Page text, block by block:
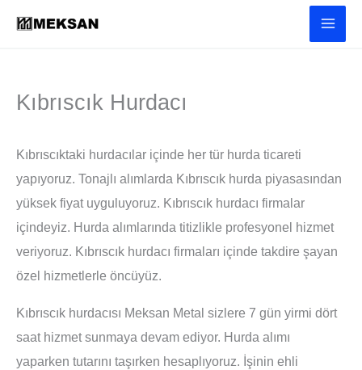
atla
Kıbrıscık Hurdacı
Kıbrıscıktaki hurdacılar içinde her tür hurda ticareti
yapıyoruz. Tonajlı alımlarda Kıbrıscık hurda piyasasından
yüksek fiyat uyguluyoruz. Kıbrıscık hurdacı firmalar
içindeyiz. Hurda alımlarında titizlikle profesyonel hizmet
veriyoruz. Kıbrıscık hurdacı firmaları içinde takdire şayan
özel hizmetlerle öncüyüz.
Kıbrıscık hurdacısı Meksan Metal sizlere 7 gün yirmi dört
saat hizmet sunmaya devam ediyor. Hurda alımı
yaparken tutarını taşırken hesaplıyoruz. İşinin ehli